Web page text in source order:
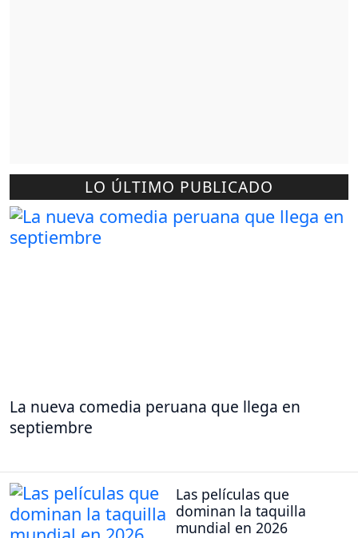
LO ÚLTIMO PUBLICADO
La nueva comedia peruana que llega en
septiembre
Las películas que
dominan la taquilla
mundial en 2026